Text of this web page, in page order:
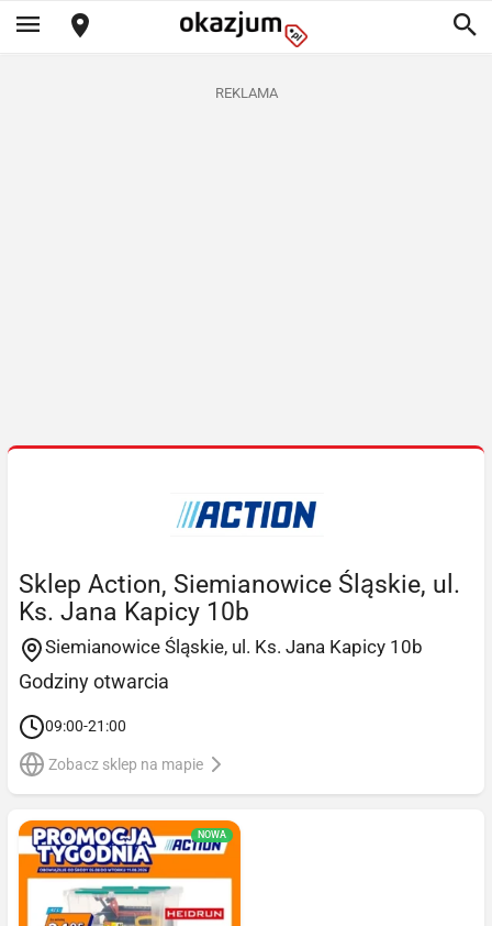
REKLAMA
Sklep Action, Siemianowice Śląskie, ul.
Ks. Jana Kapicy 10b
Siemianowice Śląskie, ul. Ks. Jana Kapicy 10b
Godziny otwarcia
09:00-21:00
Zobacz sklep na mapie
NOWA